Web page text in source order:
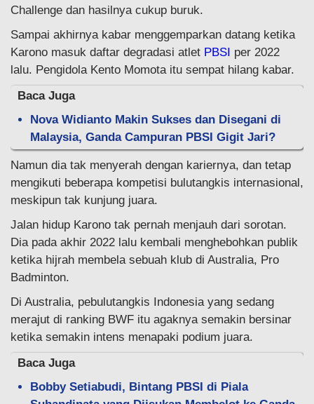
Challenge dan hasilnya cukup buruk.
Sampai akhirnya kabar menggemparkan datang ketika
Karono masuk daftar degradasi atlet PBSI per 2022
lalu. Pengidola Kento Momota itu sempat hilang kabar.
Baca Juga
Nova Widianto Makin Sukses dan Disegani di
Malaysia, Ganda Campuran PBSI Gigit Jari?
Namun dia tak menyerah dengan kariernya, dan tetap
mengikuti beberapa kompetisi bulutangkis internasional,
meskipun tak kunjung juara.
Jalan hidup Karono tak pernah menjauh dari sorotan.
Dia pada akhir 2022 lalu kembali menghebohkan publik
ketika hijrah membela sebuah klub di Australia, Pro
Badminton.
Di Australia, pebulutangkis Indonesia yang sedang
merajut di ranking BWF itu agaknya semakin bersinar
ketika semakin intens menapaki podium juara.
Baca Juga
Bobby Setiabudi, Bintang PBSI di Piala